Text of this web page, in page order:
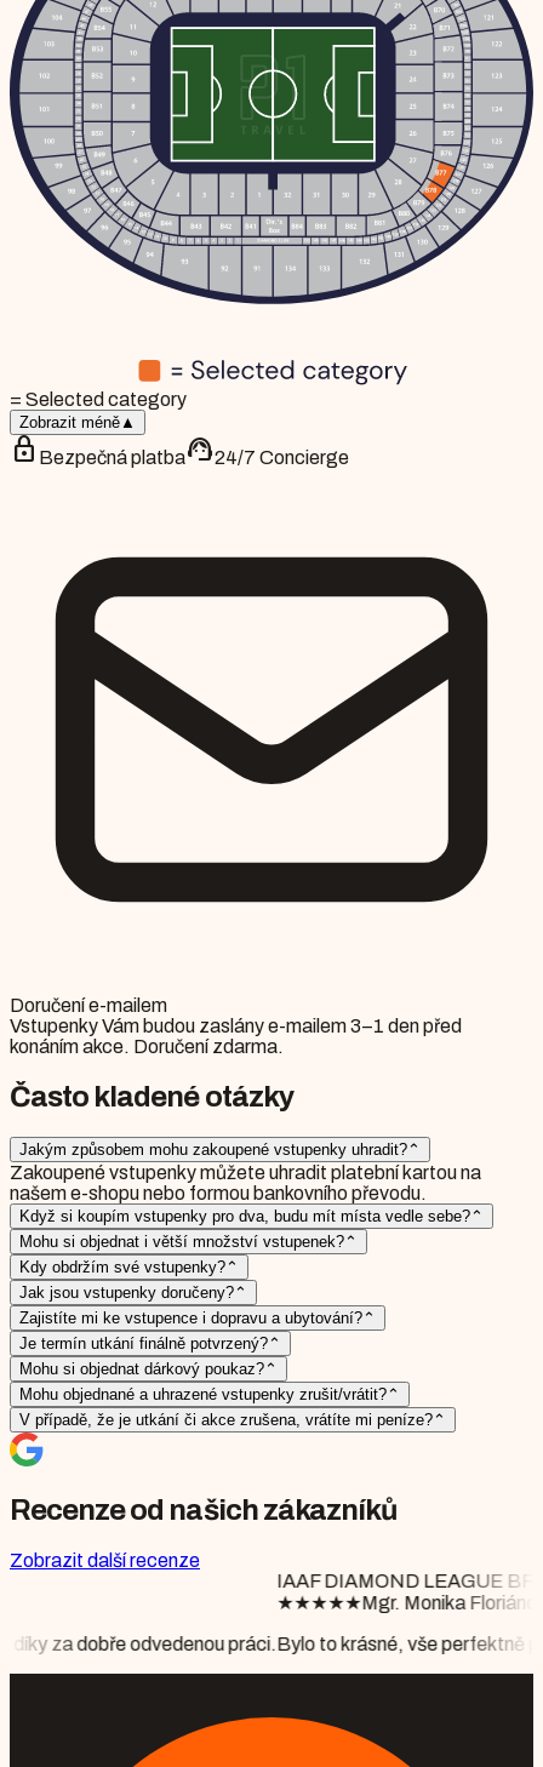
= Selected category
Zobrazit méně ▲
lock Bezpečná platbasupport_agent24/7 Concierge
Doručení e-mailem
Vstupenky Vám budou zaslány e-mailem 3–1 den před
konáním akce. Doručení zdarma.
Často kladené otázky
Jakým způsobem mohu zakoupené vstupenky uhradit? ⌃
Zakoupené vstupenky můžete uhradit platební kartou na
našem e-shopu nebo formou bankovního převodu.
Když si koupím vstupenky pro dva, budu mít místa vedle sebe? ⌃
Mohu si objednat i větší množství vstupenek? ⌃
Kdy obdržím své vstupenky? ⌃
Jak jsou vstupenky doručeny? ⌃
Zajistíte mi ke vstupence i dopravu a ubytování? ⌃
Je termín utkání finálně potvrzený? ⌃
Mohu si objednat dárkový poukaz? ⌃
Mohu objednané a uhrazené vstupenky zrušit/vrátit? ⌃
V případě, že je utkání či akce zrušena, vrátíte mi peníze? ⌃
Recenze od našich zákazníků
Zobrazit další recenze
práci.
IAAF DIAMOND LEAGUE BRUSSELS
Mgr. Monika Floriánová
Bylo to krásné, vše perfektně připraveno, počasí